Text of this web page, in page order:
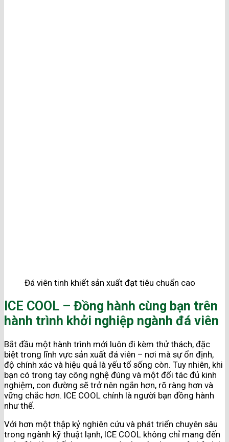
Đá viên tinh khiết sản xuất đạt tiêu chuẩn cao
ICE COOL – Đồng hành cùng bạn trên
hành trình khởi nghiệp ngành đá viên
Bắt đầu một hành trình mới luôn đi kèm thử thách, đặc
biệt trong lĩnh vực sản xuất đá viên – nơi mà sự ổn định,
độ chính xác và hiệu quả là yếu tố sống còn. Tuy nhiên, khi
bạn có trong tay công nghệ đúng và một đối tác đủ kinh
nghiệm, con đường sẽ trở nên ngắn hơn, rõ ràng hơn và
vững chắc hơn. ICE COOL chính là người bạn đồng hành
như thế.
Với hơn một thập kỷ nghiên cứu và phát triển chuyên sâu
trong ngành kỹ thuật lạnh, ICE COOL không chỉ mang đến